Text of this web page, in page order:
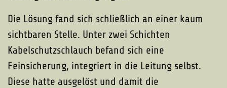
Die Lösung fand sich schließlich an einer kaum
sichtbaren Stelle. Unter zwei Schichten
Kabelschutzschlauch befand sich eine
Feinsicherung, integriert in die Leitung selbst.
Diese hatte ausgelöst und damit die